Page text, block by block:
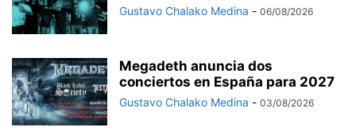
Gustavo Chalako Medina - 06/08/2026
Megadeth anuncia dos
conciertos en España para 2027
Gustavo Chalako Medina - 03/08/2026